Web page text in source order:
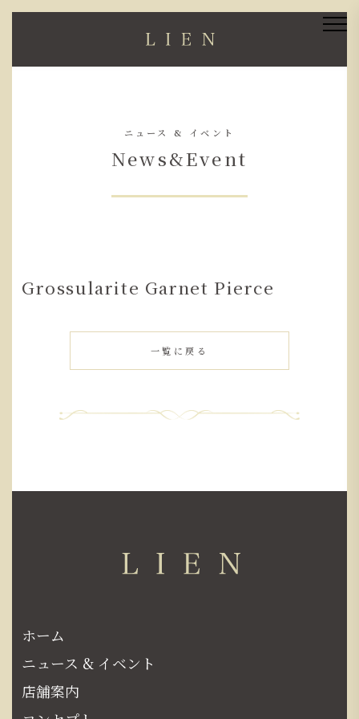
ニュース & イベント
News&Event
Grossularite Garnet Pierce
一覧に戻る
ホーム
ニュース & イベント
店舗案内